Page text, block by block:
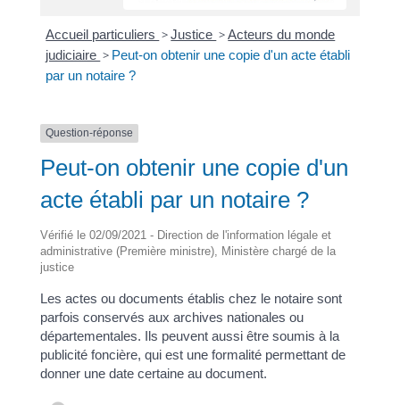
Accueil particuliers >Justice >Acteurs du monde
judiciaire > Peut-on obtenir une copie d'un acte établi
par un notaire ?
Question-réponse
Peut-on obtenir une copie d'un
acte établi par un notaire ?
Vérifié le 02/09/2021 - Direction de l'information légale et
administrative (Première ministre), Ministère chargé de la
justice
Les actes ou documents établis chez le notaire sont
parfois conservés aux archives nationales ou
départementales. Ils peuvent aussi être soumis à la
publicité foncière, qui est une formalité permettant de
donner une date certaine au document.